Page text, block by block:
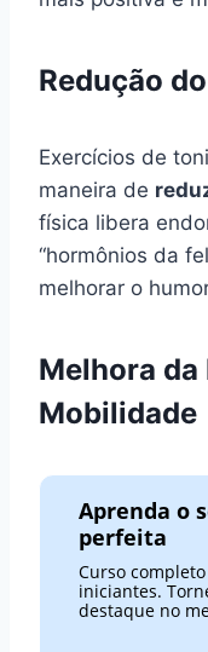
Redução
Exercícios de
maneira de
física libera
“hormônios da
melhorar o
Melhora
Mobilidade
Aprenda o
perfeita
Curso
iniciantes.
destaque no